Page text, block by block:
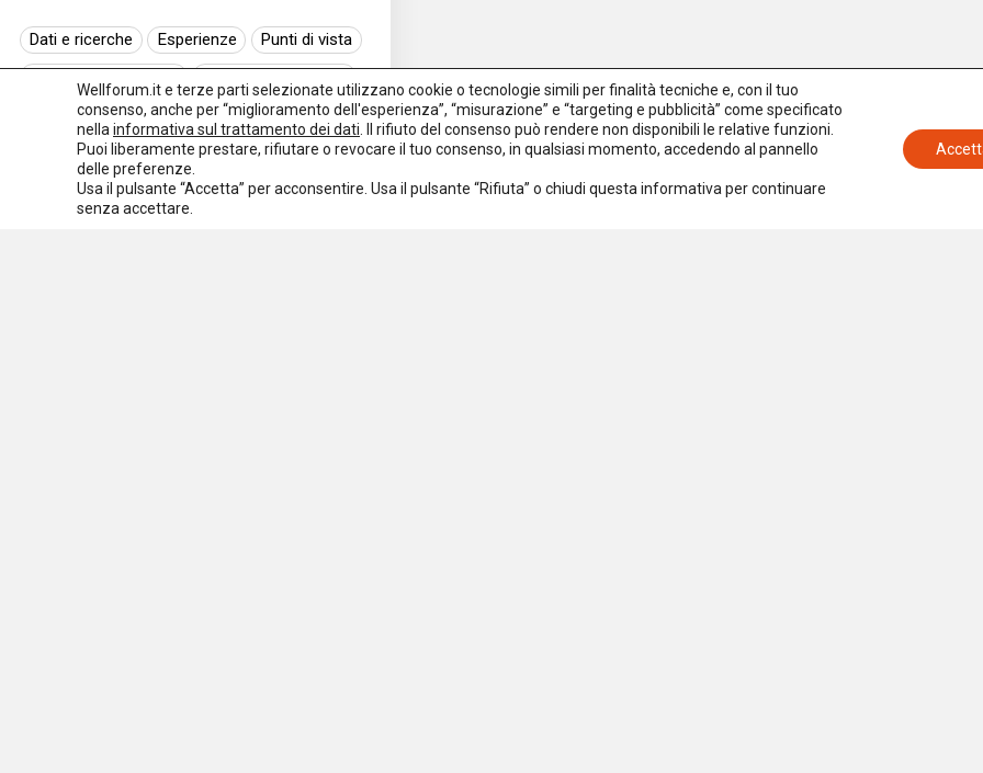
Dati e ricerche Esperienze
Punti di vista
Normativa europea
Rassegna normativa
I seminari di Welforum
Eventi
Spazio ai promotori
Wellforum.it e terze parti selezionate utilizzano cookie o tecnologie simili per finalità tecniche e, con il tuo
consenso, anche per “miglioramento dell'esperienza”, “misurazione” e “targeting e pubblicità” come specificato
nella informativa sul trattamento dei dati . Il rifiuto del consenso può rendere non disponibili le relative funzioni.
Puoi liberamente prestare, rifiutare o revocare il tuo consenso, in qualsiasi momento, accedendo al pannello
delle preferenze.
Usa il pulsante “Accetta” per acconsentire. Usa il pulsante “Rifiuta” o chiudi questa informativa per continuare
senza accettare.